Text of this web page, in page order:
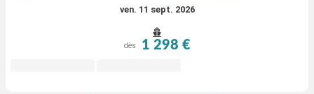
ven. 11 sept. 2026
dès 1 298 €